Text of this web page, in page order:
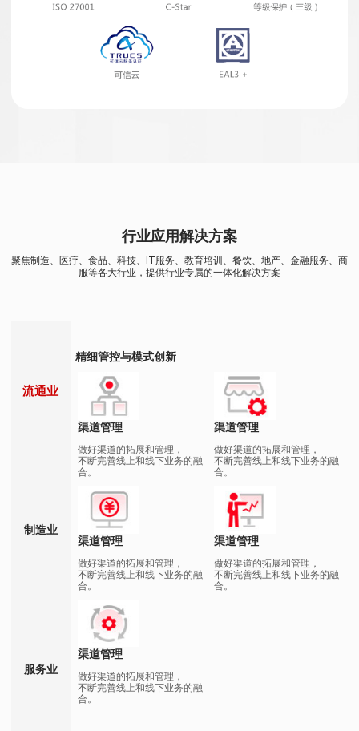
行业应用解决方案
聚焦制造、医疗、食品、科技、IT服务、教育培训、餐饮、地产、金融服务、商
服等各大行业，提供行业专属的一体化解决方案
流通业
制造业
服务业
精细管控与模式创新
渠道管理
做好渠道的拓展和管理，
不断完善线上和线下业务的融
合。
渠道管理
做好渠道的拓展和管理，
不断完善线上和线下业务的融
合。
渠道管理
做好渠道的拓展和管理，
不断完善线上和线下业务的融
合。
渠道管理
做好渠道的拓展和管理，
不断完善线上和线下业务的融
合。
渠道管理
做好渠道的拓展和管理，
不断完善线上和线下业务的融
合。